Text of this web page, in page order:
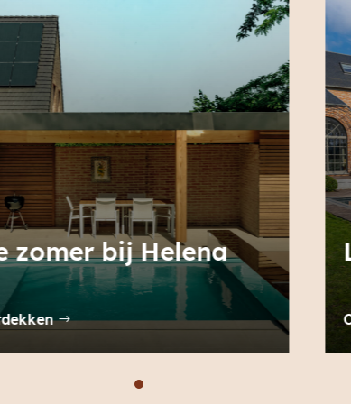
Lente bij Sophie & Marc
Ontdekken